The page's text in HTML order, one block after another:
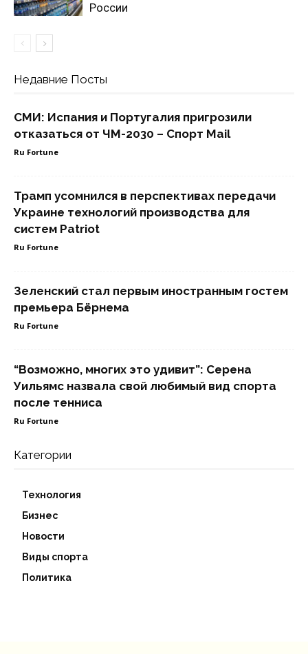
России
Недавние Посты
СМИ: Испания и Португалия пригрозили
отказаться от ЧМ-2030 – Спорт Mail
Ru Fortune
Трамп усомнился в перспективах передачи
Украине технологий производства для
систем Patriot
Ru Fortune
Зеленский стал первым иностранным гостем
премьера Бёрнема
Ru Fortune
“Возможно, многих это удивит”: Серена
Уильямс назвала свой любимый вид спорта
после тенниса
Ru Fortune
Категории
Технология
Бизнес
Новости
Виды спорта
Политика